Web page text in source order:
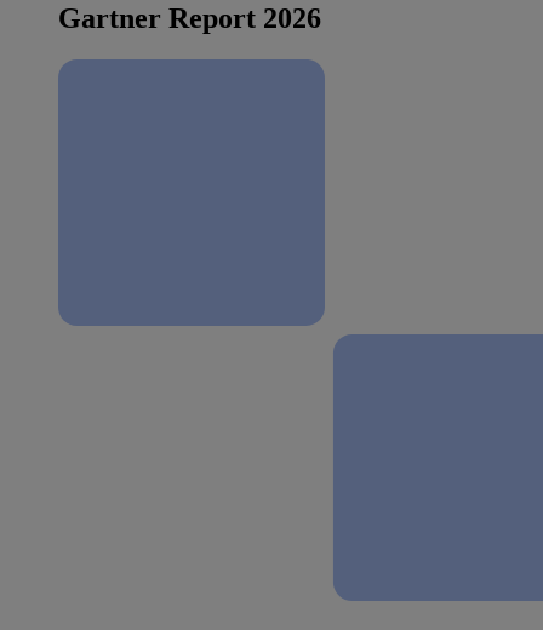
Gartner Report 2026